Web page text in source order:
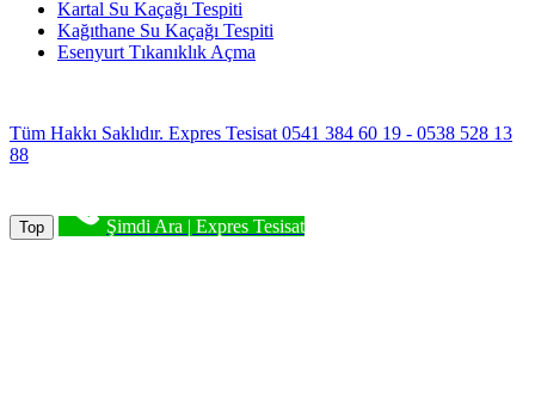
Kartal Su Kaçağı Tespiti
Kağıthane Su Kaçağı Tespiti
Esenyurt Tıkanıklık Açma
Tüm Hakkı Saklıdır. Expres Tesisat 0541 384 60 19 - 0538 528 13
88
Top Şimdi Ara | Expres Tesisat